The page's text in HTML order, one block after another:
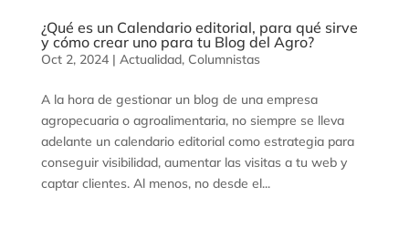
¿Qué es un Calendario editorial, para qué sirve
y cómo crear uno para tu Blog del Agro?
Oct 2, 2024| Actualidad, Columnistas
A la hora de gestionar un blog de una empresa
agropecuaria o agroalimentaria, no siempre se lleva
adelante un calendario editorial como estrategia para
conseguir visibilidad, aumentar las visitas a tu web y
captar clientes. Al menos, no desde el...